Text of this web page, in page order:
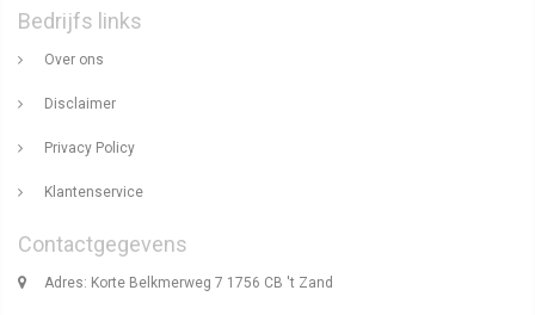
Bedrijfs links
Over ons
Disclaimer
Privacy Policy
Klantenservice
Contactgegevens
Adres: Korte Belkmerweg 7 1756 CB 't Zand